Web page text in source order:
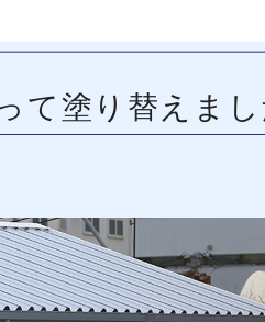
て塗り替えま